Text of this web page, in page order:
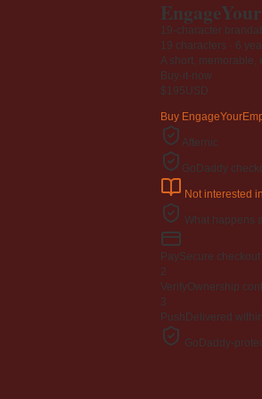
Jangan
03 April 2009
Berkenaan Witir &
20 October 2006
19-character
19 characters · 6
A short,
Buy-it-now
$195USD
Buy
Afternic
GoDaddy
Not interested
What happens
PaySecure
2
VerifyOwnership
3
Push Delivered
GoDaddy-